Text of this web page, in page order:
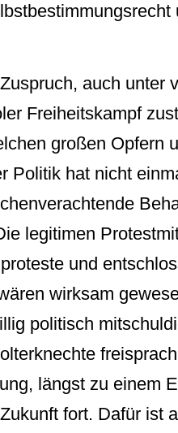
auch unter
Freiheitskampf
großen Opfern
Politik hat nicht
legitimen
und
wirksam
politisch
längst zu einem
fort. Dafür ist